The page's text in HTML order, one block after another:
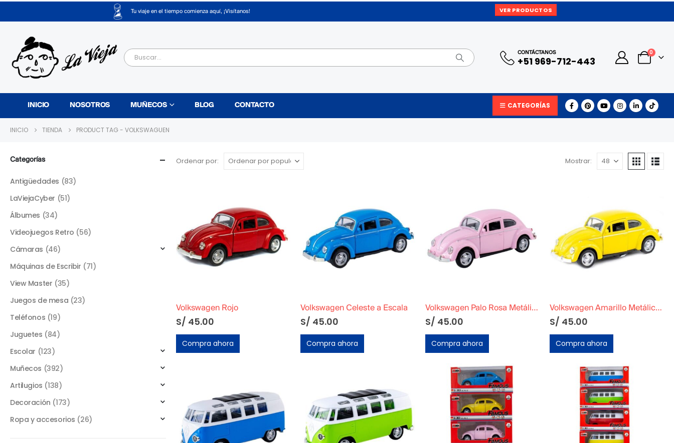
Tu viaje en el tiempo comienza aquí, ¡Visítanos! VER PRODUCTOS
CONTÁCTANOS
+51 969-712-443
0
INICIO NOSOTROS MUÑECOS BLOG CONTACTO CATEGORÍAS
INICIO TIENDA PRODUCT TAG - VOLKSWAGUEN
Ordenar por: Mostrar:
Volkswagen Rojo
S/ 45.00
Compra ahora
Volkswagen Celeste a Escala
S/ 45.00
Compra ahora
Volkswagen Palo Rosa Metálico a Escala
S/ 45.00
Compra ahora
Volkswagen Amarillo Metálico a Escala
S/ 45.00
Compra ahora
Categorías
Antigüedades (83)
LaViejaCyber (51)
Álbumes (34)
Videojuegos Retro (56)
Cámaras (46)
Máquinas de Escribir (71)
View Master (35)
Juegos de mesa (23)
Teléfonos (19)
Juguetes (84)
Escolar (123)
Muñecos (392)
Artilugios (138)
Decoración (173)
Ropa y accesorios (26)